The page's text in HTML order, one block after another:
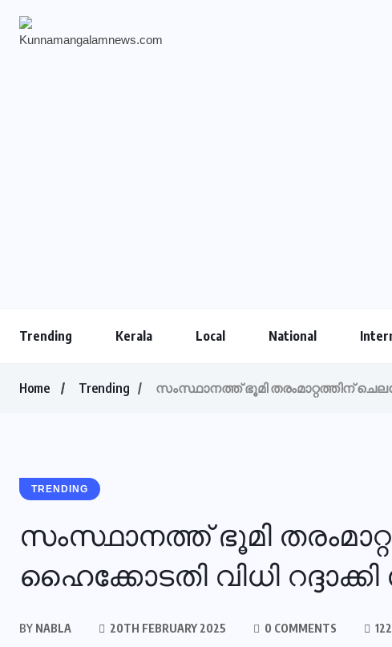
Trending Kerala Local National
Home Trending സംസ്ഥാനത്ത് ഭൂമി തരംമാറ്റത്തിന്
TRENDING
സംസ്ഥാനത്ത് ഭൂമി
ഹൈക്കോടതി വിധി
BY NABLA 20TH FEBRUARY 2025 0 COMMENTS